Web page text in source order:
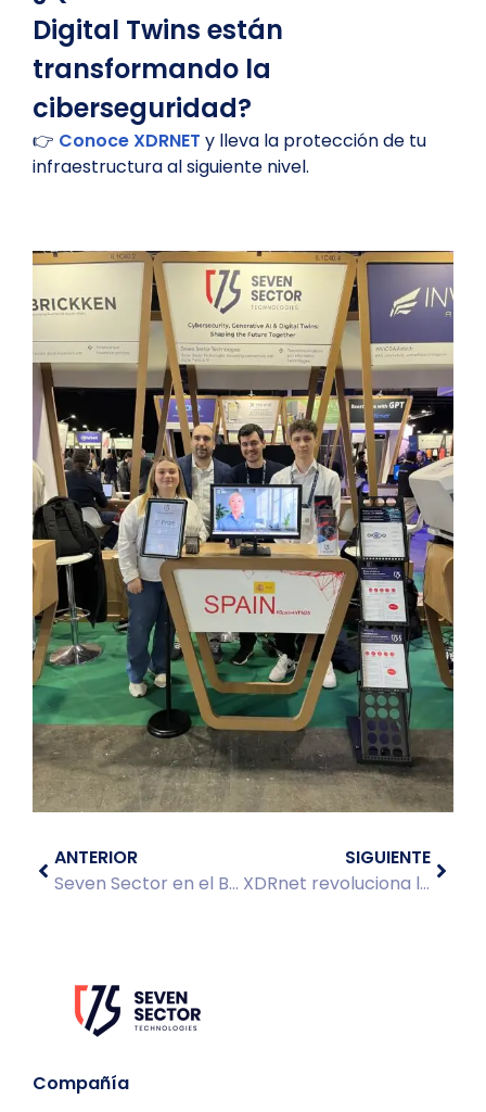
Digital Twins están
transformando la
ciberseguridad?
👉 Conoce XDRNET y lleva la protección de tu
infraestructura al siguiente nivel.
ANTERIOR
Seven Sector en el Barcelona Cybersecurity Congress
SIGUIENTE
XDRnet revoluciona la ciberseguridad en el BCC 2025
Compañía